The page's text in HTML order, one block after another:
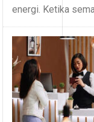
energi. Ketika